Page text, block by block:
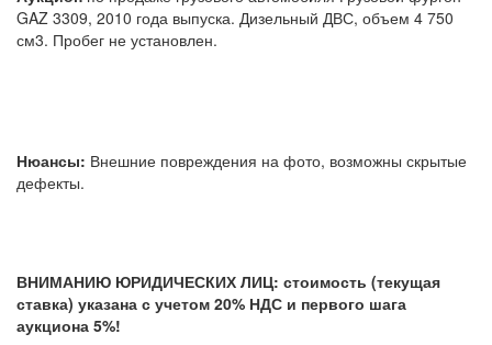
GAZ 3309, 2010 года выпуска. Дизельный ДВС, объем 4 750
см3. Пробег не установлен.
Нюансы: Внешние повреждения на фото, возможны скрытые
дефекты.
ВНИМАНИЮ ЮРИДИЧЕСКИХ ЛИЦ: стоимость (текущая
ставка) указана с учетом 20% НДС и первого шага
аукциона 5%!